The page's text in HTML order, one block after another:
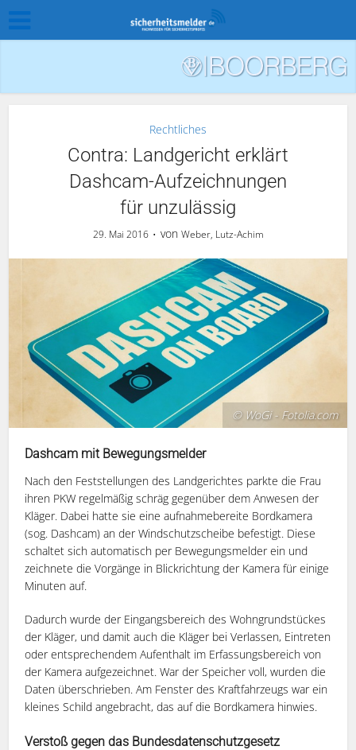
Rechtliches
Contra: Landgericht erklärt
Dashcam-Aufzeichnungen
für unzulässig
29. Mai 2016 von Weber, Lutz-Achim
© WoGi - Fotolia.com
Dashcam mit Bewegungsmelder
Nach den Feststellungen des Landgerichtes parkte die Frau
ihren PKW regelmäßig schräg gegenüber dem Anwesen der
Kläger. Dabei hatte sie eine aufnahmebereite Bordkamera
(sog. Dashcam) an der Windschutzscheibe befestigt. Diese
schaltet sich automatisch per Bewegungsmelder ein und
zeichnete die Vorgänge in Blickrichtung der Kamera für einige
Minuten auf.
Dadurch wurde der Eingangsbereich des Wohngrundstückes
der Kläger, und damit auch die Kläger bei Verlassen, Eintreten
oder entsprechendem Aufenthalt im Erfassungsbereich von
der Kamera aufgezeichnet. War der Speicher voll, wurden die
Daten überschrieben. Am Fenster des Kraftfahrzeugs war ein
kleines Schild angebracht, das auf die Bordkamera hinwies.
Verstoß gegen das Bundesdatenschutzgesetz